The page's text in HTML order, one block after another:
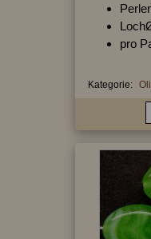
pro
Kategorie: